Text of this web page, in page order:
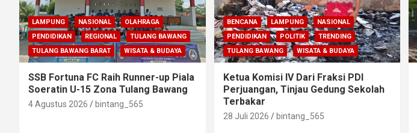
LAMPUNG NASIONAL
OLAHRAGA
PENDIDIKAN
REGIONAL
TULANG BAWANG
TULANG BAWANG BARAT
WISATA & BUDAYA
SSB Fortuna FC Raih Runner-up Piala
Soeratin U-15 Zona Tulang Bawang
4 Agustus 2026 bintang_565
BENCANA LAMPUNG
NASIONAL
PENDIDIKAN
POLITIK
TRENDING
TULANG BAWANG
WISATA & BUDAYA
Ketua Komisi IV Dari Fraksi PDI
Perjuangan, Tinjau Gedung Sekolah
Terbakar
28 Juli 2026 bintang_565